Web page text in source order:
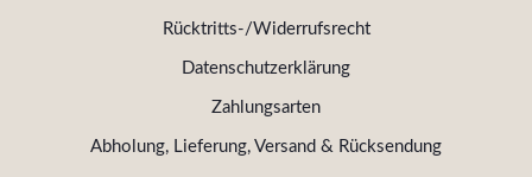
Rücktritts-/Widerrufsrecht
Datenschutzerklärung
Zahlungsarten
Abholung, Lieferung, Versand & Rücksendung